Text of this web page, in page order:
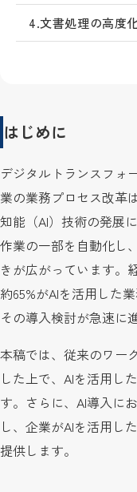
4.文書処理の高度
はじめに
デジタルトランスフォ
業の業務プロセス改革
知能（AI）技術の発展
作業の一部を自動化し
きが広がっています。
約65%がAIを活用した
その導入検討が急速に
本稿では、従来のワー
した上で、AIを活用し
す。さらに、AI導入に
し、企業がAIを活用し
提供します。